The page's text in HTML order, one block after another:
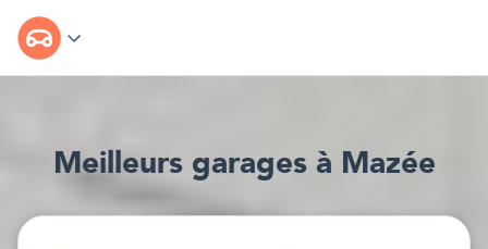
Meilleurs garagesà Mazée